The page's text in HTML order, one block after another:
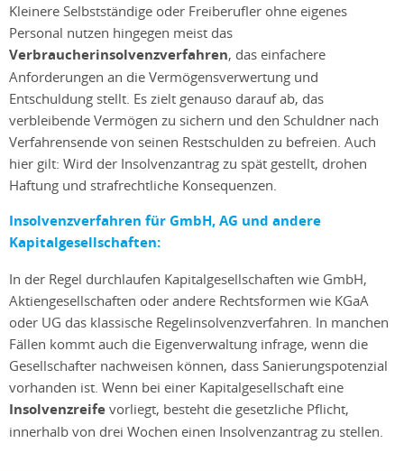
Kleinere Selbstständige oder Freiberufler ohne eigenes
Personal nutzen hingegen meist das
Verbraucherinsolvenzverfahren, das einfachere
Anforderungen an die Vermögensverwertung und
Entschuldung stellt. Es zielt genauso darauf ab, das
verbleibende Vermögen zu sichern und den Schuldner nach
Verfahrensende von seinen Restschulden zu befreien. Auch
hier gilt: Wird der Insolvenzantrag zu spät gestellt, drohen
Haftung und strafrechtliche Konsequenzen.
Insolvenzverfahren für GmbH, AG und andere
Kapitalgesellschaften:
In der Regel durchlaufen Kapitalgesellschaften wie GmbH,
Aktiengesellschaften oder andere Rechtsformen wie KGaA
oder UG das klassische Regelinsolvenzverfahren. In manchen
Fällen kommt auch die Eigenverwaltung infrage, wenn die
Gesellschafter nachweisen können, dass Sanierungspotenzial
vorhanden ist. Wenn bei einer Kapitalgesellschaft eine
Insolvenzreife vorliegt, besteht die gesetzliche Pflicht,
innerhalb von drei Wochen einen Insolvenzantrag zu stellen.